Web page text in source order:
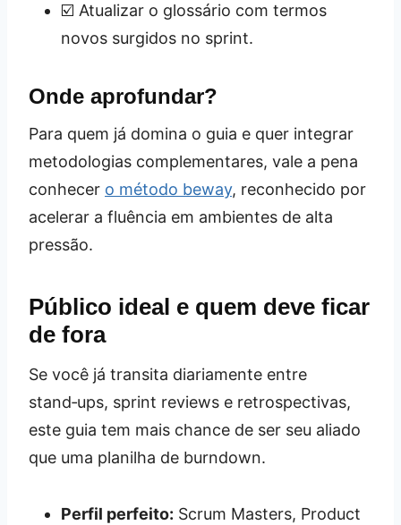
☑️ Atualizar o glossário com termos
novos surgidos no sprint.
Onde aprofundar?
Para quem já domina o guia e quer integrar
metodologias complementares, vale a pena
conhecer o método beway, reconhecido por
acelerar a fluência em ambientes de alta
pressão.
Público ideal e quem deve ficar
de fora
Se você já transita diariamente entre
stand‑ups, sprint reviews e retrospectivas,
este guia tem mais chance de ser seu aliado
que uma planilha de burndown.
Perfil perfeito: Scrum Masters, Product